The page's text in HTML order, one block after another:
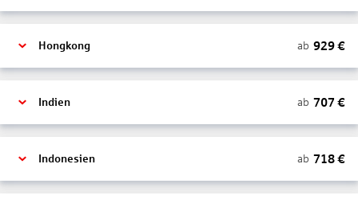
Hongkong ab 929€
Indien ab 707 €
Indonesien ab 718€